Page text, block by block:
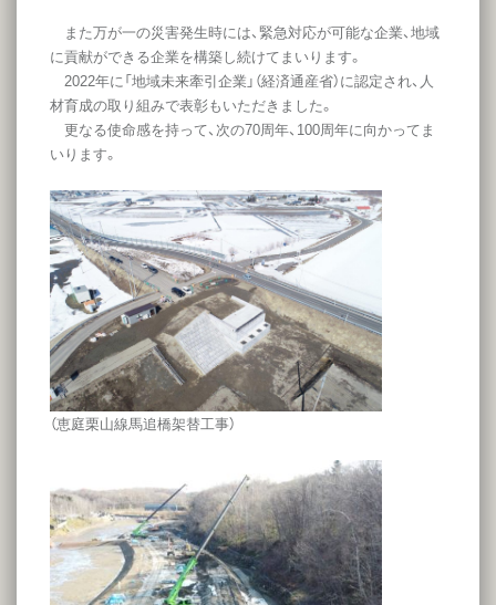
また万が一の災害発生時には、緊急対応が可能な企業、地域
に貢献ができる企業を構築し続けてまいります。
2022年に「地域未来牽引企業」（経済通産省）に認定され、人
材育成の取り組みで表彰もいただきました。
更なる使命感を持って、次の70周年、100周年に向かってま
いります。
（恵庭栗山線馬追橋架替工事）